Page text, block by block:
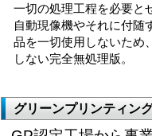
一切の処理工程を必要と
自動現像機やそれに付随
品を一切使用しないため
しない完全無処理版。
グリーンプリンティン